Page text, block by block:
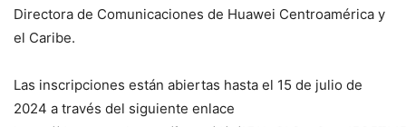
Directora de Comunicaciones de Huawei Centroamérica y
el Caribe.
Las inscripciones están abiertas hasta el 15 de julio de
2024 a través del siguiente enlace